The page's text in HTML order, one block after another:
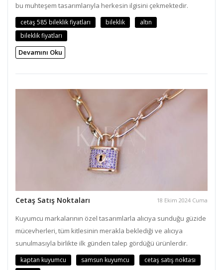
bu muhteşem tasarımlarıyla herkesin ilgisini çekmektedir.
cetaş 585 bileklik fiyatları bileklik
altın
bileklik fiyatları
Devamını Oku
Cetaş Satış Noktaları 18 Ekim 2024 Cuma
Kuyumcu markalarının özel tasarımlarla alıcıya sunduğu güzide
mücevherleri, tüm kitlesinin merakla beklediği ve alıcıya
sunulmasıyla birlikte ilk günden talep gördüğü ürünlerdir.
kaptan kuyumcu samsun kuyumcu
cetaş satış noktası